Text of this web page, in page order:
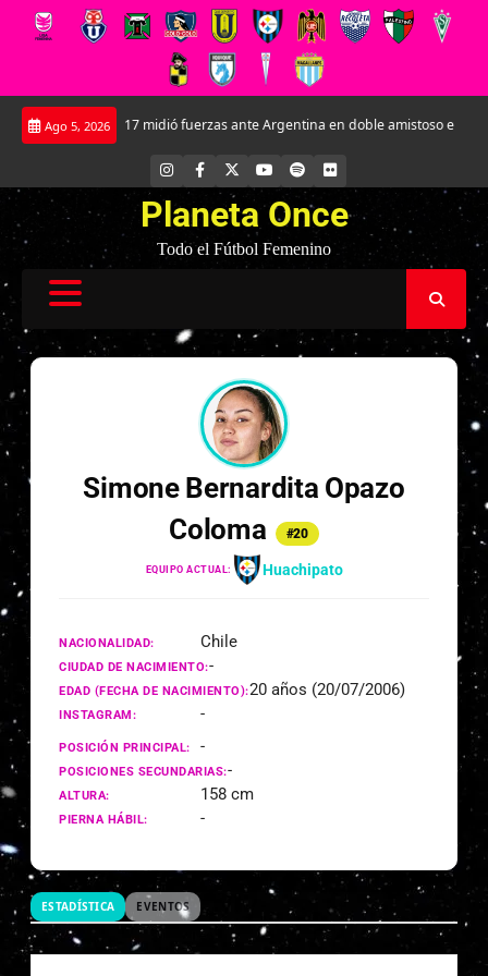
Saltar
Ago 5, 2026
La Roja Sub-17 midió fuerzas ante Argentina en doble amistoso en el CAR
INSTAGRAM
FACEBOOK YOUTUBE
SPOTIFYFLICKR
Planeta Once
Todo el Fútbol Femenino
Simone Bernardita Opazo
Coloma
#20
EQUIPO ACTUAL: Huachipato
NACIONALIDAD: Chile
CIUDAD DE NACIMIENTO:-
EDAD (FECHA DE NACIMIENTO):20 años (20/07/2006)
INSTAGRAM: -
POSICIÓN PRINCIPAL: -
POSICIONES SECUNDARIAS:-
ALTURA: 158 cm
PIERNA HÁBIL: -
ESTADÍSTICA EVENTOS